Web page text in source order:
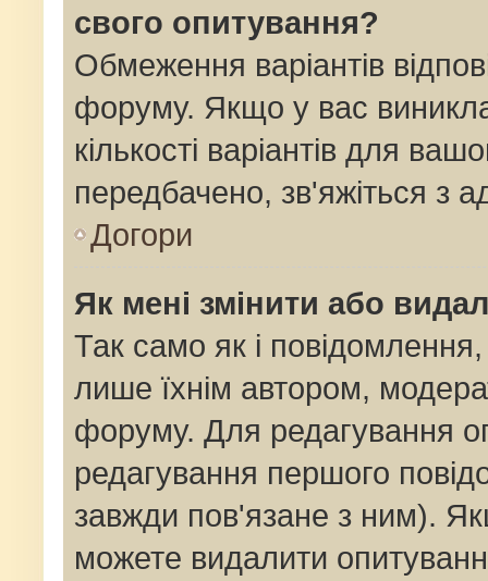
свого опитування?
Обмеження варіантів
форуму. Якщо у вас виникла
кількості варіантів для
передбачено, зв'яжіться з
Догори
Як мені змінити або
Так само як і
лише їхнім автором,
форуму. Для редагування
редагування першого
завжди пов'язане з ним).
можете видалити